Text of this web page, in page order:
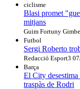
ciclisme
Blasi promet
mitjans
Guim Fortuny
Futbol
Sergi Roberto
Redacció Esport3
Barça
El City
traspàs de Rodri